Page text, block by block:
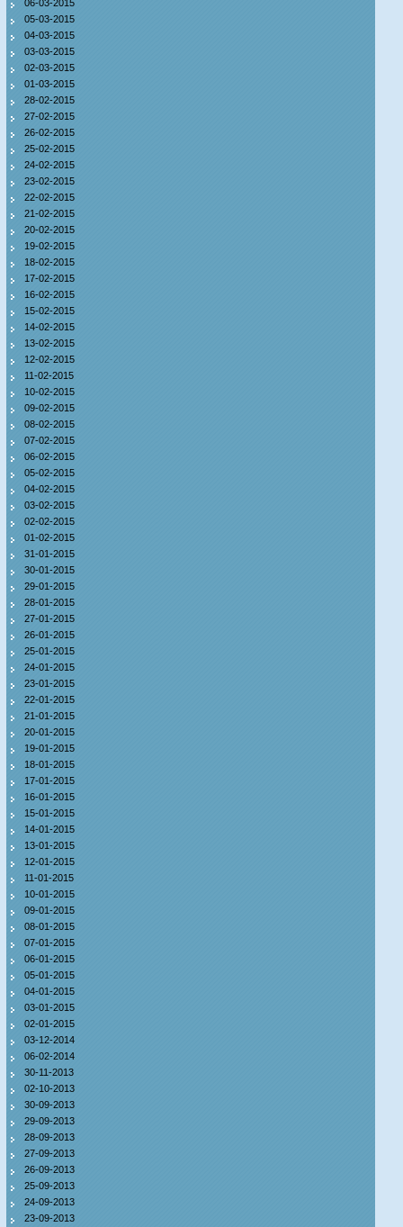
06-03-2015
05-03-2015
04-03-2015
03-03-2015
02-03-2015
01-03-2015
28-02-2015
27-02-2015
26-02-2015
25-02-2015
24-02-2015
23-02-2015
22-02-2015
21-02-2015
20-02-2015
19-02-2015
18-02-2015
17-02-2015
16-02-2015
15-02-2015
14-02-2015
13-02-2015
12-02-2015
11-02-2015
10-02-2015
09-02-2015
08-02-2015
07-02-2015
06-02-2015
05-02-2015
04-02-2015
03-02-2015
02-02-2015
01-02-2015
31-01-2015
30-01-2015
29-01-2015
28-01-2015
27-01-2015
26-01-2015
25-01-2015
24-01-2015
23-01-2015
22-01-2015
21-01-2015
20-01-2015
19-01-2015
18-01-2015
17-01-2015
16-01-2015
15-01-2015
14-01-2015
13-01-2015
12-01-2015
11-01-2015
10-01-2015
09-01-2015
08-01-2015
07-01-2015
06-01-2015
05-01-2015
04-01-2015
03-01-2015
02-01-2015
03-12-2014
06-02-2014
30-11-2013
02-10-2013
30-09-2013
29-09-2013
28-09-2013
27-09-2013
26-09-2013
25-09-2013
24-09-2013
23-09-2013